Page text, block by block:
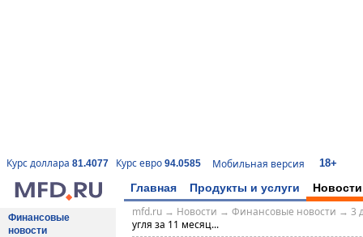
Курс доллара 81.4077 Курс евро 94.0585 Мобильная версия 18+
Главная Продукты и услуги Новости
Финансовые
новости
mfd.ru→ Новости → Финансовые новости → 3
угля за 11 месяц...